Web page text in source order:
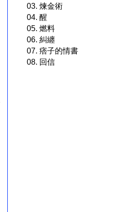
03. 煉金術
04. 醒
05. 燃料
06. 糾纏
07. 痞子的情書
08. 回信